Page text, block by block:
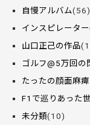
自慢アルバム(56)
インスピレーター
山口正己の作品
ゴルフ@5万回の
たったの顔面麻
F1で巡りあった
未分類(10)